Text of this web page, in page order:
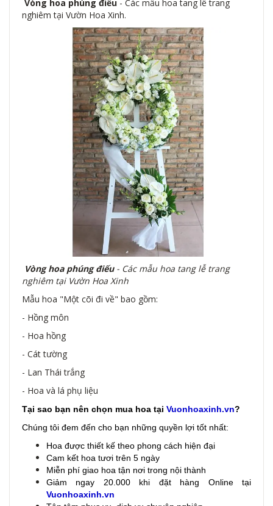
Vòng hoa phúng điếu - Các mẫu hoa tang lễ trang
nghiêm tại Vườn Hoa Xinh.
Vòng hoa phúng điếu- Các mẫu hoa tang lễ trang
nghiêm tại Vườn Hoa Xinh
Mẫu hoa "Một cõi đi về" bao gồm:
- Hồng môn
- Hoa hồng
- Cát tường
- Lan Thái trắng
- Hoa và lá phụ liệu
Tại sao bạn nên chọn mua hoa tại Vuonhoaxinh.vn?
Chúng tôi đem đến cho bạn những quyền lợi tốt nhất:
Hoa được thiết kế theo phong cách hiện đại
Cam kết hoa tươi trên 5 ngày
Miễn phí giao hoa tận nơi trong nội thành
Giảm ngay 20.000 khi đặt hàng Online tại
Vuonhoaxinh.vn